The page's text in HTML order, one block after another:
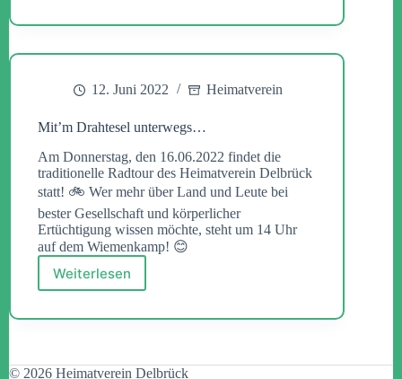
12. Juni 2022 Heimatverein
Mit’m Drahtesel unterwegs…
Am Donnerstag, den 16.06.2022 findet die
traditionelle Radtour des Heimatverein Delbrück
statt! 🚲 Wer mehr über Land und Leute bei
bester Gesellschaft und körperlicher
Ertüchtigung wissen möchte, steht um 14 Uhr
auf dem Wiemenkamp! 😊
Weiterlesen
Mit’m
unterwegs…
© 2026 Heimatverein Delbrück